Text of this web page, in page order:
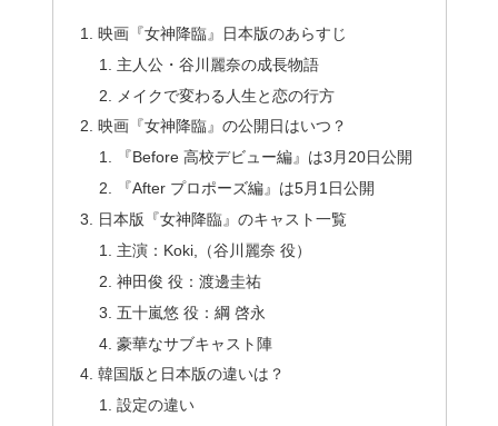
映画『女神降臨』日本版のあらすじ
主人公・谷川麗奈の成長物語
メイクで変わる人生と恋の行方
映画『女神降臨』の公開日はいつ？
『Before 高校デビュー編』は3月20日公開
『After プロポーズ編』は5月1日公開
日本版『女神降臨』のキャスト一覧
主演：Koki,（谷川麗奈 役）
神田俊 役：渡邊圭祐
五十嵐悠 役：綱 啓永
豪華なサブキャスト陣
韓国版と日本版の違いは？
設定の違い